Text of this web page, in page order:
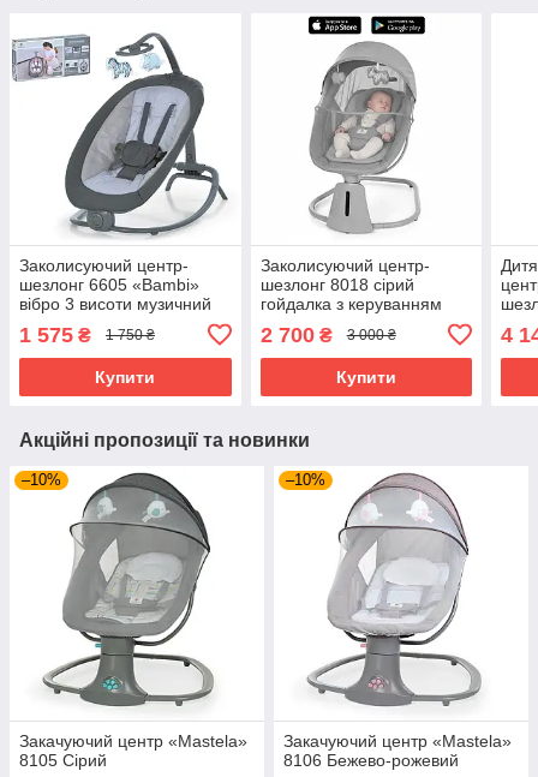
Заколисуючий центр-
шезлонг 6605 «Bambi»
вібро 3 висоти музичний
1 575 ₴ 1 750 ₴
Купити
Заколисуючий центр-
шезлонг 8018 сірий
гойдалка з керуванням
музичний
2 700₴ 3 000 ₴
Купити
4
Акційні пропозиції та новинки
–10%
Закачуючий центр «Mastela»
8105 Сірий
–10%
Закачуючий центр «Mastela»
8106 Бежево-рожевий